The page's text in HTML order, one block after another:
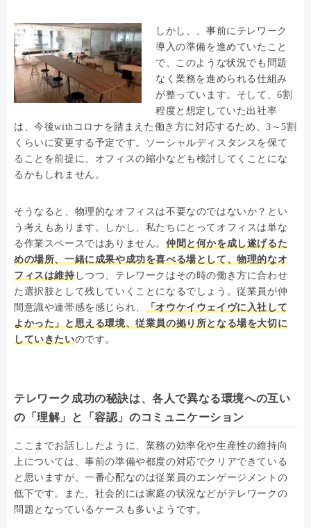
しかし、、事前にテレワーク
導入の準備を進めていたこと
で、このような状況でも問題
なく業務を進められる仕組み
が整っています。そして、6割
程度と想定していた出社率
は、今後withコロナを踏まえた働き方に対応するため、3～5割
くらいに変更する予定です。ソーシャルディスタンスを保て
ることを前提に、オフィスの縮小なども検討してくことにな
るかもしれません。
そうなると、物理的なオフィスは不要なのではないか？とい
う考えもあります。しかし、私たちにとってオフィスは単な
る作業スペースではありません。 仲間と何かを成し遂げるた
めの場所、一緒に成果や成功を喜べる場として、物理的なオ
フィスは維持しつつ、テレワークはその時の働き方に合わせ
た選択肢として残していくことになるでしょう。従業員が仲
間意識や連帯感を感じられ、 「オウケイウェイヴに入社して
よかった」と思える環境、従業員の拠り所となる場を大切に
していきたいのです。
テレワーク成功の秘訣は、各人で異なる環境への互い
の「理解」と「容認」のコミュニケーション
ここまでお話ししたように、業務の効率化や生産性の維持向
上については、事前の準備や都度の対応でクリアできている
と思いますが、一番心配なのは従業員のエンゲージメントの
低下です。また、社会的には家庭の状況などがテレワークの
問題となっているケースも多いようです。